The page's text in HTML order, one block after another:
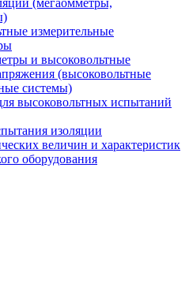
(мегаомметры,
измерительные
и высоковольтные
(высоковольтные
системы)
высоковольтных испытаний
изоляции
величин и характеристик
оборудования